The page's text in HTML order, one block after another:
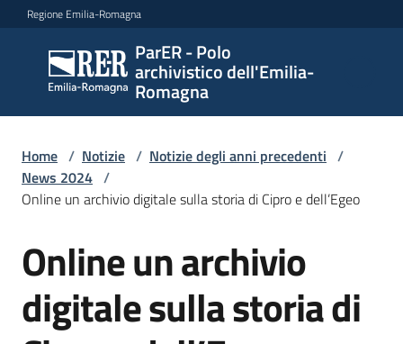
Vai al contenuto
Vai alla navigazione
Vai al footer
Regione Emilia-Romagna
ParER - Polo
archivistico dell'Emilia-
Romagna
ParER -
Polo
archivistico
Romagna
archivistico
Archivio
Home / Notizie / Notizie degli anni precedenti /
News 2024 /
Online un archivio digitale sulla storia di Cipro e dell’Egeo
Salta al contenuto
Online un archivio
digitale sulla storia di